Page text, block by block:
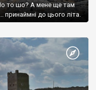
то шо? А мене ще там
принаймні до цього літа.